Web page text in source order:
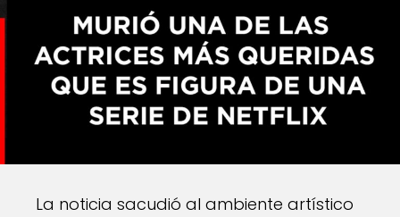
La noticia sacudió al ambiente artístico